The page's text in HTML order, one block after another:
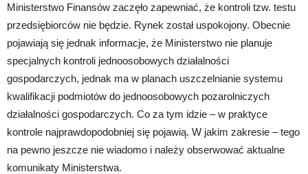
Ministerstwo Finansów zaczęło zapewniać, że kontroli tzw. testu
przedsiębiorców nie będzie. Rynek został uspokojony. Obecnie
pojawiają się jednak informacje, że Ministerstwo nie planuje
specjalnych kontroli jednoosobowych działalności
gospodarczych, jednak ma w planach uszczelnianie systemu
kwalifikacji podmiotów do jednoosobowych pozarolniczych
działalności gospodarczych. Co za tym idzie – w praktyce
kontrole najprawdopodobniej się pojawią. W jakim zakresie – tego
na pewno jeszcze nie wiadomo i należy obserwować aktualne
komunikaty Ministerstwa.